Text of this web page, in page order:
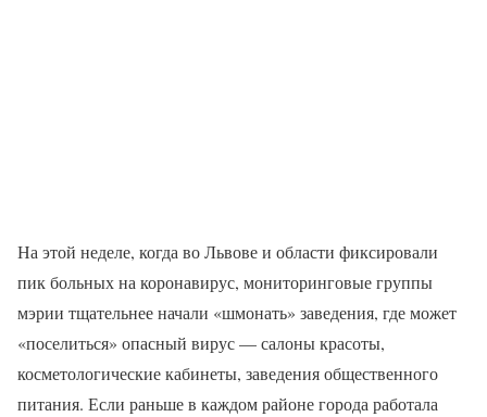
На этой неделе, когда во Львове и области фиксировали
пик больных на коронавирус, мониторинговые группы
мэрии тщательнее начали «шмонать» заведения, где может
«поселиться» опасный вирус — салоны красоты,
косметологические кабинеты, заведения общественного
питания. Если раньше в каждом районе города работала